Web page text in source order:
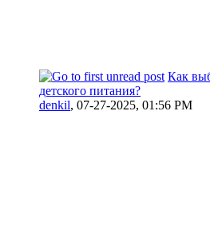
Как
детского питания?
denkil, 07-27-2025, 01:56 PM